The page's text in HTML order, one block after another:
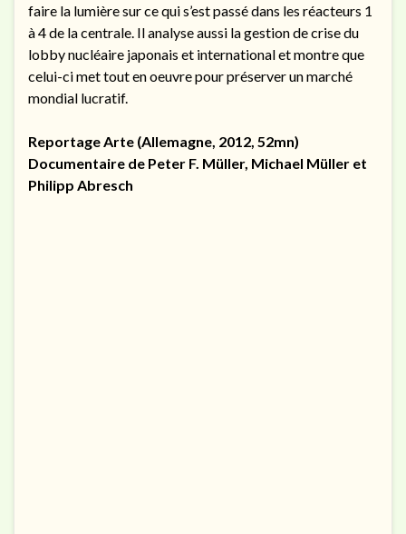
faire la lumière sur ce qui s’est passé dans les réacteurs 1
à 4 de la centrale. Il analyse aussi la gestion de crise du
lobby nucléaire japonais et international et montre que
celui-ci met tout en oeuvre pour préserver un marché
mondial lucratif.
Reportage Arte (Allemagne, 2012, 52mn)
Documentaire de Peter F. Müller, Michael Müller et
Philipp Abresch